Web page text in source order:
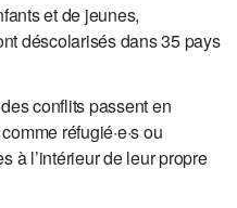
et de jeunes,
déscolarisés dans 35 pays
conflits passent en
réfugié·e·s ou
à l’intérieur de leur propre